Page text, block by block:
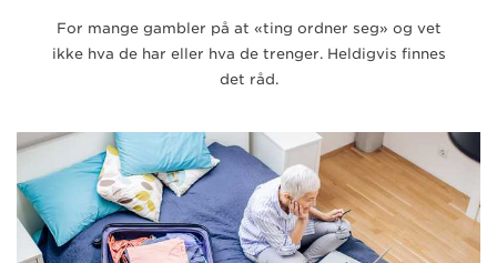
For mange gambler på at «ting ordner seg» og vet
ikke hva de har eller hva de trenger. Heldigvis finnes
det råd.